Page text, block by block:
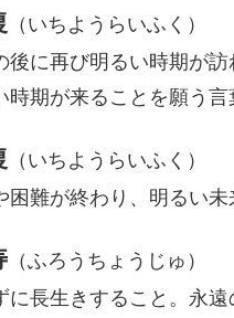
（いちようらいふく）
後に再び明るい時期が
時期が来ることを願う言
（いちようらいふく）
困難が終わり、明るい未
（ふろうちょうじゅ）
に長生きすること。永遠